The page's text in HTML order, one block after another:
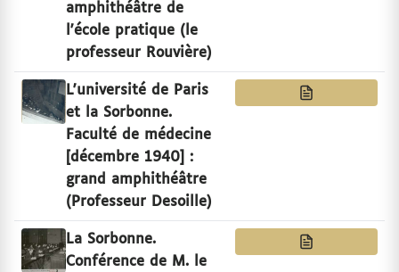
amphithéâtre de
l'école pratique (le
professeur Rouvière)
L'université de Paris
et la Sorbonne.
Faculté de médecine
[décembre 1940] :
grand amphithéâtre
(Professeur Desoille)
La Sorbonne.
Conférence de M. le